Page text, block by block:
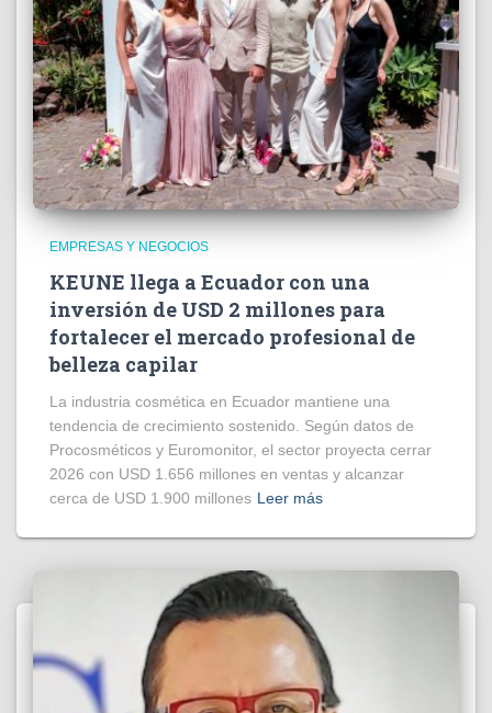
EMPRESAS Y NEGOCIOS
KEUNE llega a Ecuador con una
inversión de USD 2 millones para
fortalecer el mercado profesional de
belleza capilar
La industria cosmética en Ecuador mantiene una
tendencia de crecimiento sostenido. Según datos de
Procosméticos y Euromonitor, el sector proyecta cerrar
2026 con USD 1.656 millones en ventas y alcanzar
cerca de USD 1.900 millones Leer más